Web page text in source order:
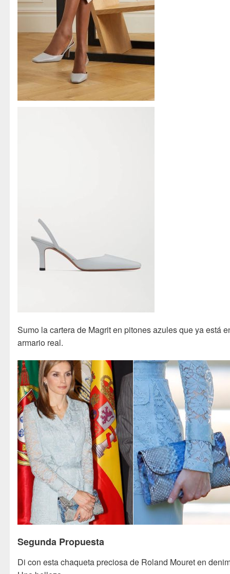
Sumo la cartera de Magrit en pitones azules que ya está
armario real.
Segunda Propuesta
Di con esta chaqueta preciosa de Roland Mouret en